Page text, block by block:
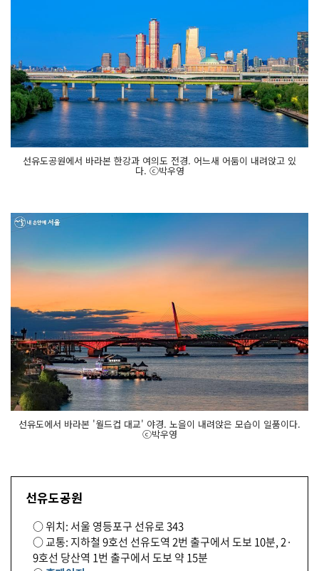
선유도공원에서 바라본 한강과 여의도 전경. 어느새 어둠이 내려앉고 있
다. ⓒ박우영
선유도에서 바라본 '월드컵 대교' 야경. 노을이 내려앉은 모습이 일품이다.
ⓒ박우영
선유도공원
○ 위치: 서울 영등포구 선유로 343
○ 교통: 지하철 9호선 선유도역 2번 출구에서 도보 10분, 2·
9호선 당산역 1번 출구에서 도보 약 15분